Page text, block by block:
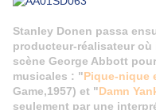
Stanley Donen passa
producteur-réalisateur
scène George Abbott
musicales : "Pique-nique
Game,1957) et "Damn
seulement par une